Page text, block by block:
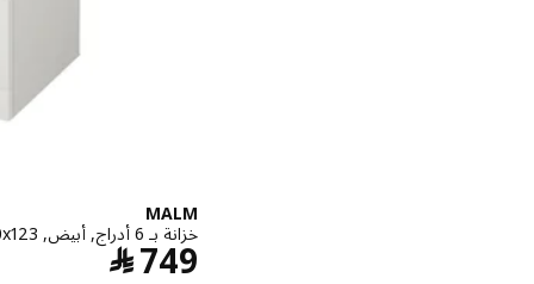
MALM
خزانة بـ 6 أدراج, أبيض, ‎80x123 سم‏
﷼749 السعر ﷼